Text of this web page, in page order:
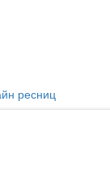
ресниц